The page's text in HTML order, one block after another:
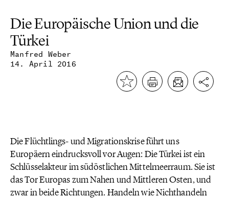
Manfred Weber
14. April 2016
Die Europäische Union und die
Türkei
Die Flüchtlings- und Migrationskrise führt uns
Europäern eindrucksvoll vor Augen: Die Türkei ist ein
Schlüsselakteur im südöstlichen Mittelmeerraum. Sie ist
das Tor Europas zum Nahen und Mittleren Osten, und
zwar in beide Richtungen. Handeln wie Nichthandeln